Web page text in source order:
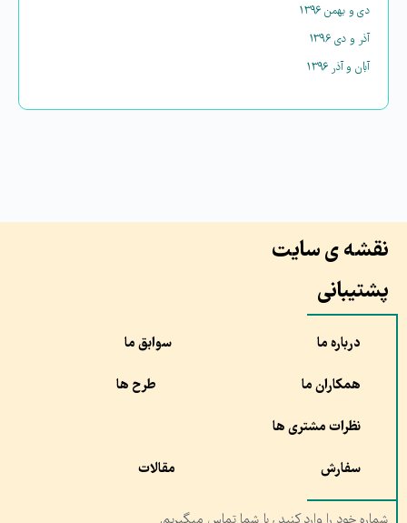
دی و بهمن ۱۳۹۶
آذر و دی ۱۳۹۶
آبان و آذر ۱۳۹۶
نقشه ی سایت
پشتیبانی
درباره ما سوابق ما
همکاران ما طرح ها
نظرات مشتری ها
سفارش مقالات